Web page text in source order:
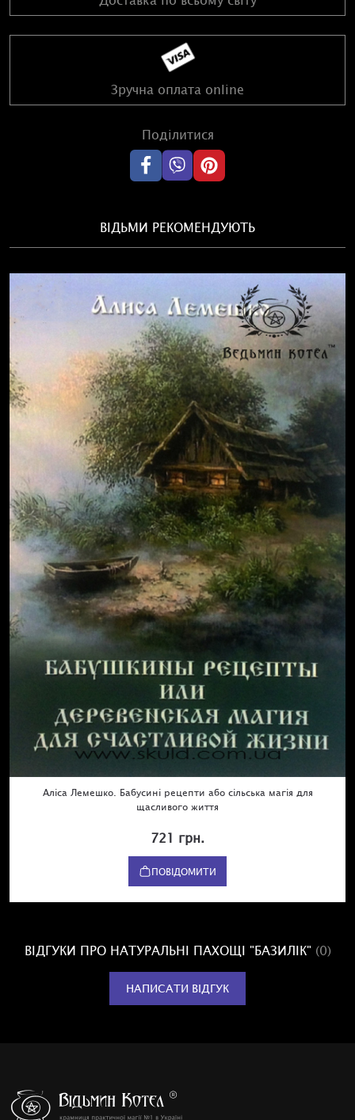
Зручна оплата online
Поділитися
ВІДЬМИ РЕКОМЕНДУЮТЬ
Аліса Лемешко. Бабусині рецепти або сільська магія для
щасливого життя
721 грн.
ПОВІДОМИТИ
ВІДГУКИ ПРО НАТУРАЛЬНІ ПАХОЩІ "БАЗИЛІК" (0)
НАПИСАТИ ВІДГУК